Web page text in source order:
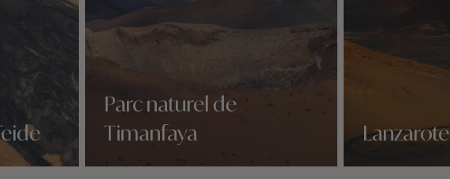
Parc naturel de
Timanfaya
Lanzarote